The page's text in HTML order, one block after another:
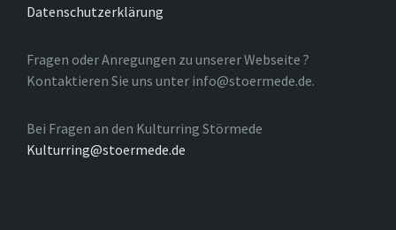
Datenschutzerklärung
Fragen oder Anregungen zu unserer Webseite ?
Kontaktieren Sie uns unter info@stoermede.de.
Bei Fragen an den Kulturring Störmede
Kulturring@stoermede.de